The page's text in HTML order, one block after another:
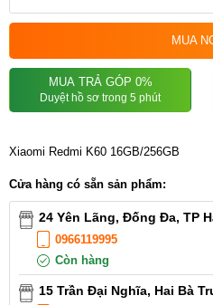
MUA
MUA TRẢ GÓP 0%
Duyệt hồ sơ trong 5 phút
Xiaomi Redmi K60 16GB/256GB
Cửa hàng có sẵn sản phẩm:
24 Yên Lãng, Đống Đa, TP
0966119995
Còn hàng
15 Trần Đại Nghĩa, Hai Bà